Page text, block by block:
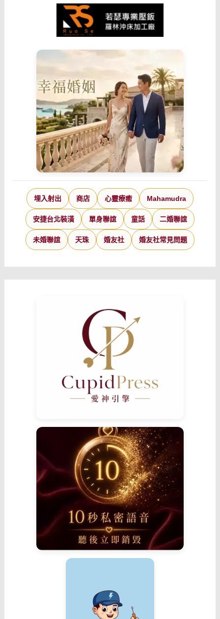
埋入射出 商店 心靈療癒 Mahamudra
安捷台北裝潢 單身聯誼 童話 二婚聯誼
未婚聯誼 天珠 婚友社 婚友社常見問題